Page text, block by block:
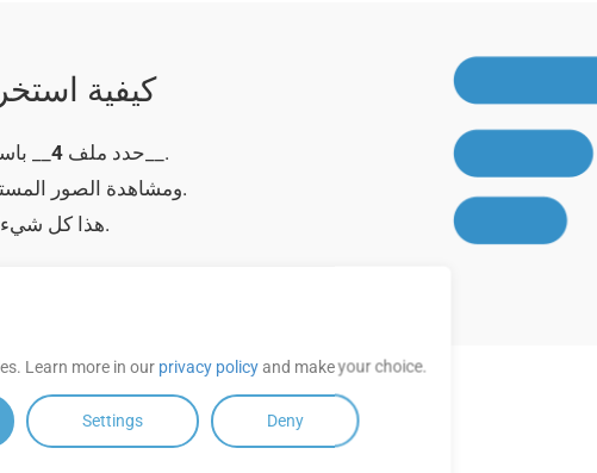
كيفية استخراج
حدد ملف 4
__
__.
__ ومشاهدة الصور المستخرجة.
هذا كل شيء!__ الخاص بك عبر الإنترنت.
أسئلة مكررة
Learn more in our privacy policyand make your choice.
Settings Deny